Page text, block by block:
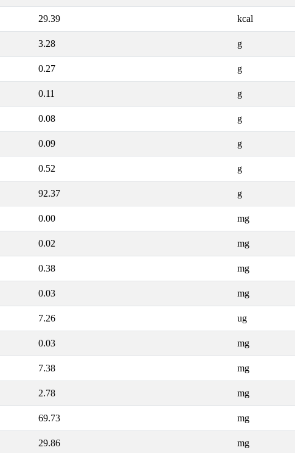
29.39 kcal
3.28 g
0.27 g
0.11 g
0.08 g
0.09 g
0.52 g
92.37 g
0.00 mg
0.02 mg
0.38 mg
0.03 mg
7.26 ug
0.03 mg
7.38 mg
2.78 mg
69.73 mg
29.86 mg